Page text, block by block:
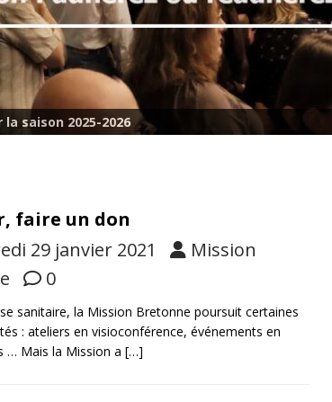
saison 2025-2026
faire un don
29 janvier 2021
Mission
0
sanitaire, la Mission Bretonne poursuit certaines
: ateliers en visioconférence, événements en
… Mais la Mission a […]